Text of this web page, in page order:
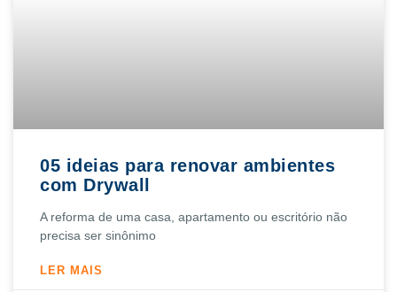
05 ideias para renovar ambientes
com Drywall
A reforma de uma casa, apartamento ou escritório não
precisa ser sinônimo
LER MAIS